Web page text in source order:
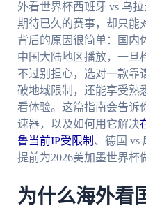
外看世界杯西班牙 vs 乌
期待已久的赛事，却只能
背后的原因很简单：国内
中国大陆地区播放，一旦
不过别担心，选对一款靠
破地域限制，还能享受熟
看体验。这篇指南会告诉
速器，以及如何用它解决
鲁当前IP受限制 、德国 vs
提前为2026美加墨世界杯
为什么海外看